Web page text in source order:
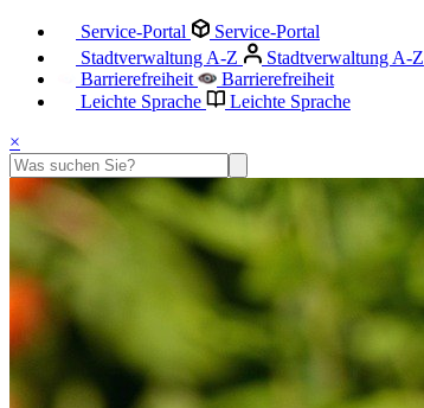
Service-Portal
Service-Portal
Stadtverwaltung A-Z
Stadtverwaltung A-Z
Barrierefreiheit
Barrierefreiheit
Leichte Sprache
Leichte Sprache
×